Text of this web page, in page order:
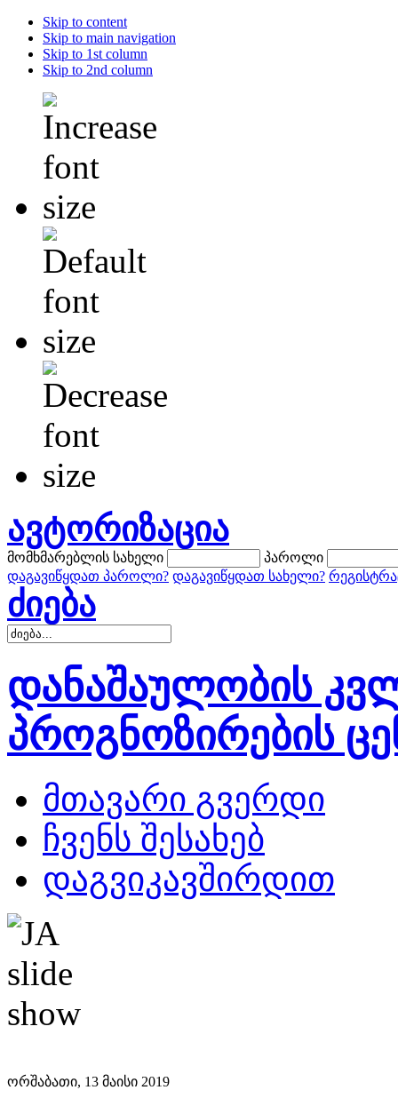
Skip to content
Skip to main navigation
Skip to 1st column
Skip to 2nd column
ავტორიზაცია
მომხმარებლის სახელი
პაროლი
დაგავიწყდათ პაროლი? დაგავიწყდათ სახელი?
ძიება
დანაშაულობის
პროგნოზირების
მთავარი გვერდი
ჩვენს შესახებ
დაგვიკავშირდით
ორშაბათი, 13 მაისი 2019